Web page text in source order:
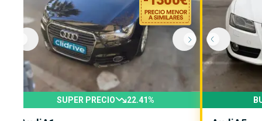
SUPER PRECIO 22.41%